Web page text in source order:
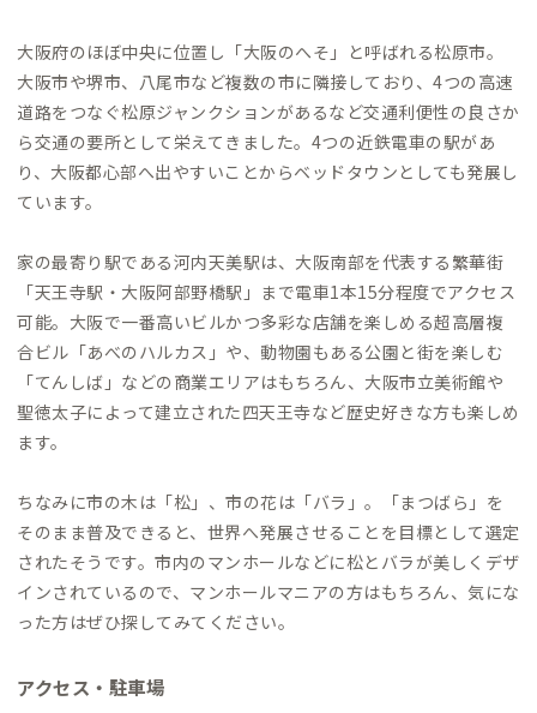
大阪府のほぼ中央に位置し「大阪のへそ」と呼ばれる松原市。
大阪市や堺市、八尾市など複数の市に隣接しており、4つの高速
道路をつなぐ松原ジャンクションがあるなど交通利便性の良さか
ら交通の要所として栄えてきました。4つの近鉄電車の駅があ
り、大阪都心部へ出やすいことからベッドタウンとしても発展し
ています。
家の最寄り駅である河内天美駅は、大阪南部を代表する繁華街
「天王寺駅・大阪阿部野橋駅」まで電車1本15分程度でアクセス
可能。大阪で一番高いビルかつ多彩な店舗を楽しめる超高層複
合ビル「あべのハルカス」や、動物園もある公園と街を楽しむ
「てんしば」などの商業エリアはもちろん、大阪市立美術館や
聖徳太子によって建立された四天王寺など歴史好きな方も楽しめ
ます。
ちなみに市の木は「松」、市の花は「バラ」。「まつばら」を
そのまま普及できると、世界へ発展させることを目標として選定
されたそうです。市内のマンホールなどに松とバラが美しくデザ
インされているので、マンホールマニアの方はもちろん、気にな
った方はぜひ探してみてください。
アクセス・駐車場